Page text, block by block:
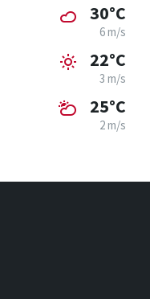
30°C
6 m/s
22°C
3 m/s
25°C
2 m/s